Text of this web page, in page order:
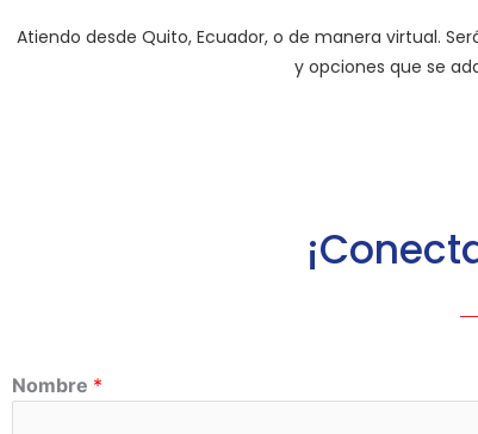
Atiendo desde Quito, Ecuador, o de manera virtual.
y opciones que se
Nombre *